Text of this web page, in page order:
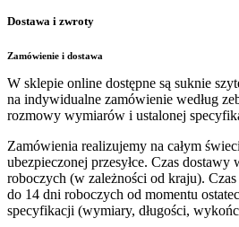
Dostawa i zwroty
Zamówienie i dostawa
W sklepie online dostępne są suknie
na indywidualne zamówienie według
rozmowy wymiarów i ustalonej
Zamówienia realizujemy na całym
ubezpieczonej przesyłce. Czas
roboczych (w zależności od kraju).
do 14 dni roboczych od momentu
specyfikacji (wymiary, długości,